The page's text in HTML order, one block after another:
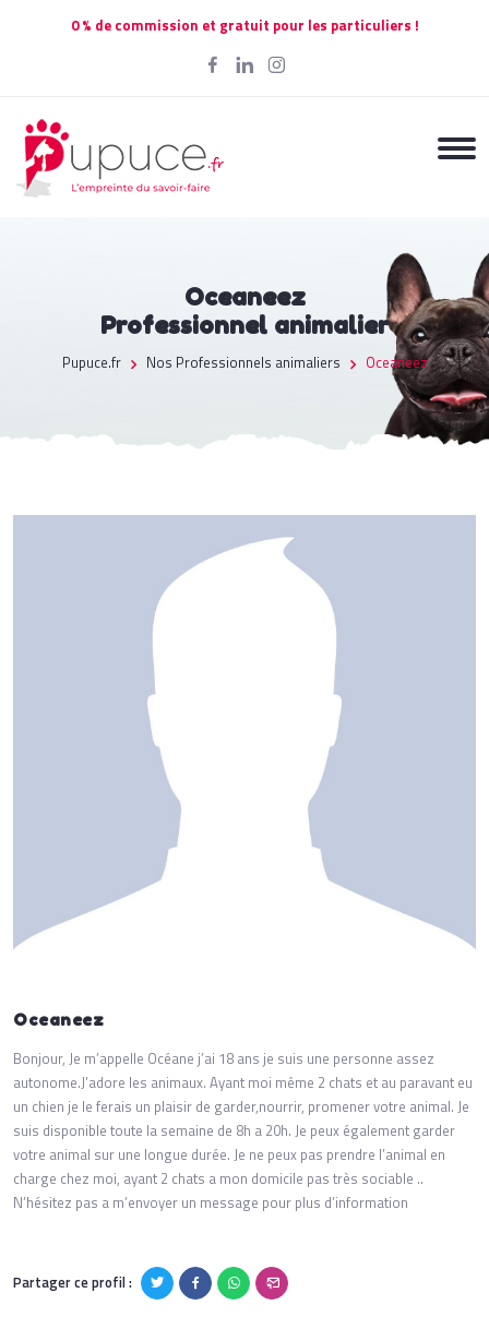
0 % de commission et gratuit pour les particuliers !
Oceaneez
Professionnel animalier
Pupuce.fr Nos Professionnels animaliers Oceaneez
Oceaneez
Bonjour, Je m’appelle Océane j’ai 18 ans je suis une personne assez
autonome.J’adore les animaux. Ayant moi même 2 chats et au paravant eu
un chien je le ferais un plaisir de garder,nourrir, promener votre animal. Je
suis disponible toute la semaine de 8h a 20h. Je peux également garder
votre animal sur une longue durée. Je ne peux pas prendre l’animal en
charge chez moi, ayant 2 chats a mon domicile pas très sociable ..
N’hésitez pas a m’envoyer un message pour plus d’information
Partager ce profil :